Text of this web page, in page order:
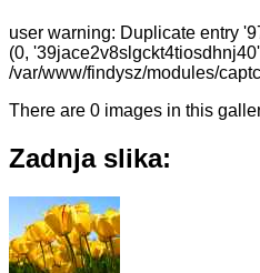
user warning: Duplicate entry
(0,
/var/www/findysz/modules/
There are 0 images in this
Zadnja slika: